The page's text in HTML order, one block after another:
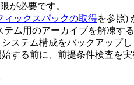
が必要です。
ィックスパックの取得を参照)
ム用のアーカイブを解凍す
ステム構成をバックアップし
する前に、前提条件検査を